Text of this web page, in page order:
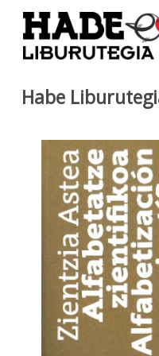
Saut au contenu principal
Habe
Fiche de